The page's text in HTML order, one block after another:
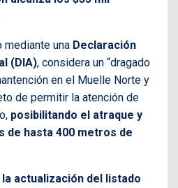
mediante una Declaración
(DIA), considera un “dragado
en el Muelle Norte y
de permitir la atención de
posibilitando el atraque y
de hasta 400 metros de
actualización del listado